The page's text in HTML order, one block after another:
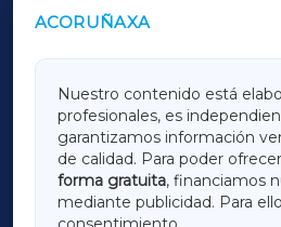
ACORUÑAXA
Nuestro contenido está
profesionales, es
garantizamos información
de calidad. Para poder
forma gratuita, financiamos
mediante publicidad. Para
OUTROS PERIÓDICOS
LUGOXA